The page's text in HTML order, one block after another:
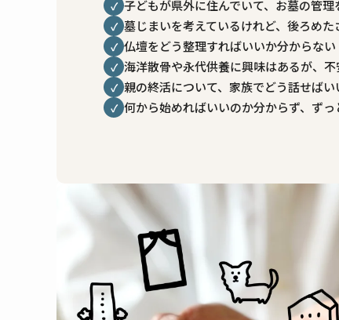
✓ 子どもが県外に住んでいて、お墓の管理
✓ 墓じまいを考えているけれど、後ろめた
✓ 仏壇をどう整理すればいいか分からない
✓ 海洋散骨や永代供養に興味はあるが、不
✓ 親の終活について、家族でどう話せば
✓ 何から始めればいいのか分からず、ず